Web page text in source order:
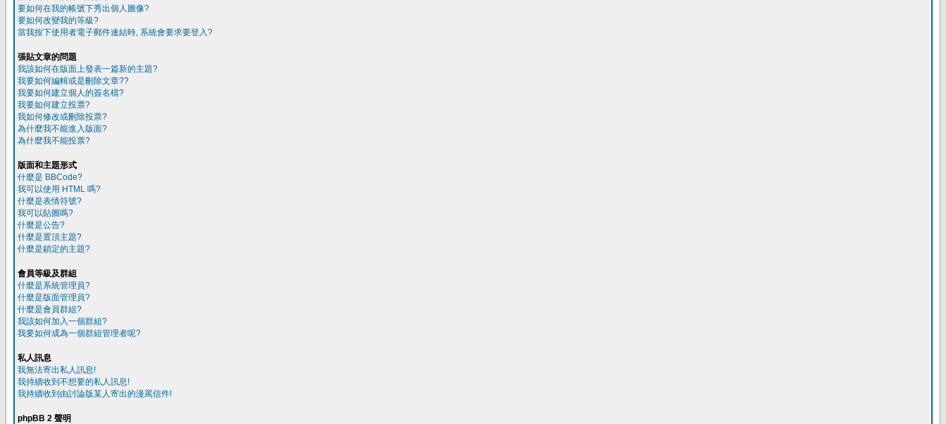
要如何在我的帳號下秀出個人圖像?
要如何改變我的等級?
當我按下使用者電子郵件連結時, 系統會要求要登入?
張貼文章的問題
我該如何在版面上發表一篇新的主題?
我要如何編輯或是刪除文章??
我要如何建立個人的簽名檔?
我要如何建立投票?
我如何修改或刪除投票?
為什麼我不能進入版面?
為什麼我不能投票?
版面和主題形式
什麼是 BBCode?
我可以使用 HTML 嗎?
什麼是表情符號?
我可以貼圖嗎?
什麼是公告?
什麼是置頂主題?
什麼是鎖定的主題?
會員等級及群組
什麼是系統管理員?
什麼是版面管理員?
什麼是會員群組?
我該如何加入一個群組?
我要如何成為一個群組管理者呢?
私人訊息
我無法寄出私人訊息!
我持續收到不想要的私人訊息!
我持續收到由討論版某人寄出的漫罵信件!
phpBB 2 聲明